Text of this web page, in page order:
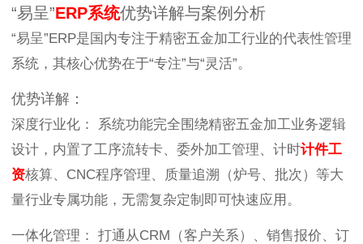
“易呈”ERP系统优势详解与案例分析
“易呈”ERP是国内专注于精密五金加工行业的代表性管理
系统，其核心优势在于“专注”与“灵活”。
优势详解：
深度行业化： 系统功能完全围绕精密五金加工业务逻辑
设计，内置了工序流转卡、委外加工管理、计时计件工
资核算、CNC程序管理、质量追溯（炉号、批次）等大
量行业专属功能，无需复杂定制即可快速应用。
一体化管理： 打通从CRM（客户关系）、销售报价、订